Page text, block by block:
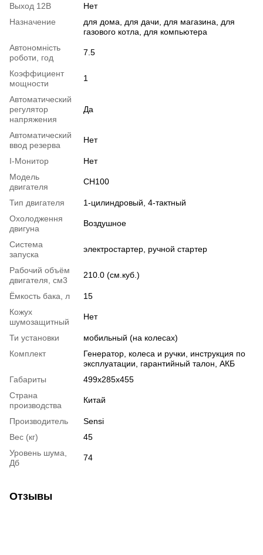
Выход 12В
Нет
Назначение
для дома для дачи для магазина
для
газового котла
для компьютера
Автономність
роботи, год
7.5
Коэффициент
мощности
1
Автоматический
регулятор
напряжения
Да
Автоматический
ввод резерва
Нет
I-Монитор
Нет
Модель
двигателя
СH100
Тип двигателя
1-цилиндровый, 4-тактный
Охолодження
двигуна
Воздушное
Система
запуска
электростартер ручной стартер
Рабочий объём
двигателя, см3
210.0 (см.куб.)
Ёмкость бака, л
15
Кожух
шумозащитный
Нет
Ти установки
мобильный (на колесах)
Комплект
Генератор, колеса и ручки, инструкция по
эксплуатации, гарантийный талон, АКБ
Габариты
499х285х455
Страна
производства
Китай
Производитель
Sensi
Вес (кг)
45
Уровень шума,
Дб
74
Отзывы